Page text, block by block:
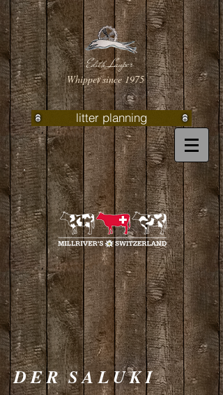
Edith Lauper
Whippet since 1975
litter planning
D E R S A L U K I